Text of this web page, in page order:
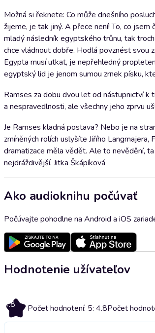
Možná si řeknete: Co může dnešního
žijeme, je tak jiný. A přece není! To, co
mladý následník egyptského trůnu, tak
chce vládnout dobře. Hodlá povznést svou
Egypta musí utkat, je nepřehledný
egyptský lid je jenom sumou zrnek písku,
Ramses za dobu dvou let od nástupnictví k
a nespravedlnosti, ale všechny jeho zprvu
Je Ramses kladná postava? Nebo je na
zmíněných rolích uslyšíte Jiřího
dramatizace měla vědět. Ale to nevědění,
nejdráždivější. Jitka Škápíková
Ako audioknihu počúvať
Počúvajte pohodlne na Android a iOS
Hodnotenie užívateľov
4.8 Počet hodnotení: 5: 4.8Počet